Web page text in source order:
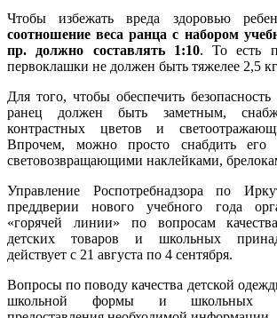
Чтобы избежать вреда здоровью
соотношение веса ранца с набором
пр. должно составлять 1:10. То есть
первоклашки не должен быть тяжелее 2,5
Для того, чтобы обеспечить
ранец должен быть заметным,
контрастных цветов и
Впрочем, можно просто снабдить его
световозвращающими наклейками,
Управление Роспотребнадзора по
преддверии нового учебного года
«горячей линии» по вопросам
детских товаров и школьных
действует с 21 августа по 4 сентября.
Вопросы по поводу качества детской
школьной формы и школьных